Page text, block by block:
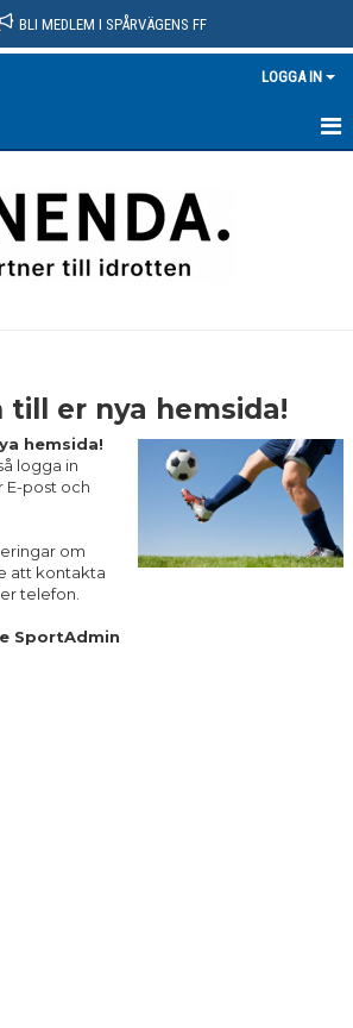
BLI MEDLEM I SPÅRVÄGENS FF
LOGGA IN
till er nya hemsida!
hemsida!
logga in
E-post och
om
att kontakta
telefon.
SportAdmin